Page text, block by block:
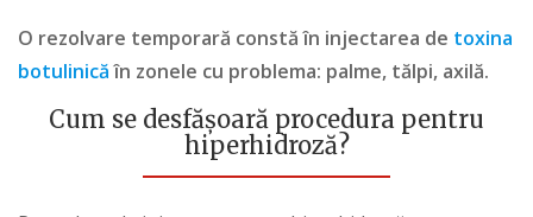
O rezolvare temporară constă în injectarea de toxina
botulinicăîn zonele cu problema: palme, tălpi, axilă.
Cum se desfășoară procedura pentru
hiperhidroză?